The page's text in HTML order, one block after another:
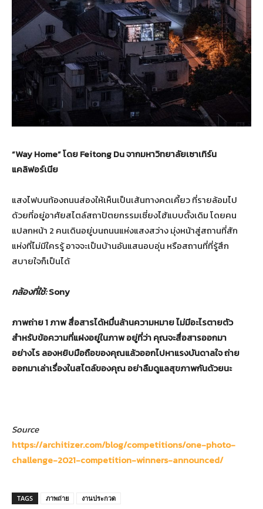
“Way Home”โดยFeitong Duจากมหาวิทยาลัยเซาเทิร์น
แคลิฟอร์เนีย
แสงไฟบนท้องถนนส่องให้เห็นเป็นเส้นทางคดเคี้ยว ที่รายล้อมไป
ด้วยที่อยู่อาศัยสไตล์สถาปัตยกรรมเซี่ยงไฮ้แบบดั้งเดิม โดยคน
แปลกหน้า 2 คนเดินอยู่บนถนนแห่งแสงสว่าง มุ่งหน้าสู่สถานที่สัก
แห่งที่ไม่มีใครรู้ อาจจะเป็นบ้านอันแสนอบอุ่น หรือสถานที่ที่รู้สึก
สบายใจก็เป็นได้
กล้องที่ใช้:Sony
ภาพถ่าย 1 ภาพ สื่อสารได้หมื่นล้านความหมาย ไม่มีอะไรตายตัว
สำหรับข้อความที่แฝงอยู่ในภาพ อยู่ที่ว่า คุณจะสื่อสารออกมา
อย่างไร ลองหยิบมือถือของคุณแล้วออกไปหาแรงบันดาลใจ ถ่าย
ออกมาเล่าเรื่องในสไตล์ของคุณ อย่าลืมดูแลสุขภาพกันด้วยนะ
Source
https://architizer.com/blog/competitions/one-photo-
challenge-2021-competition-winners-announced/
TAGS ภาพถ่าย งานประกวด